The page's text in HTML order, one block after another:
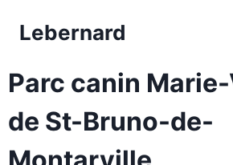
Lebernard
Parc canin
de St-Bruno-de-